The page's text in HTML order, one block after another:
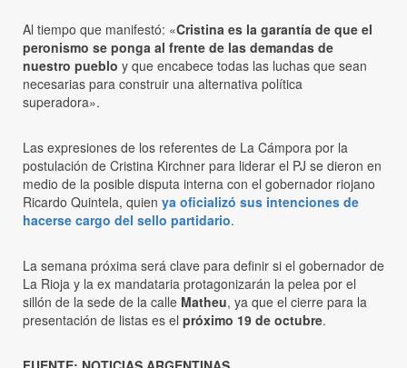
Al tiempo que manifestó: «Cristina es la garantía de que el
peronismo se ponga al frente de las demandas de
nuestro pueblo y que encabece todas las luchas que sean
necesarias para construir una alternativa política
superadora».
Las expresiones de los referentes de La Cámpora por la
postulación de Cristina Kirchner para liderar el PJ se dieron en
medio de la posible disputa interna con el gobernador riojano
Ricardo Quintela, quien ya oficializó sus intenciones de
hacerse cargo del sello partidario.
La semana próxima será clave para definir si el gobernador de
La Rioja y la ex mandataria protagonizarán la pelea por el
sillón de la sede de la calle Matheu, ya que el cierre para la
presentación de listas es el próximo 19 de octubre.